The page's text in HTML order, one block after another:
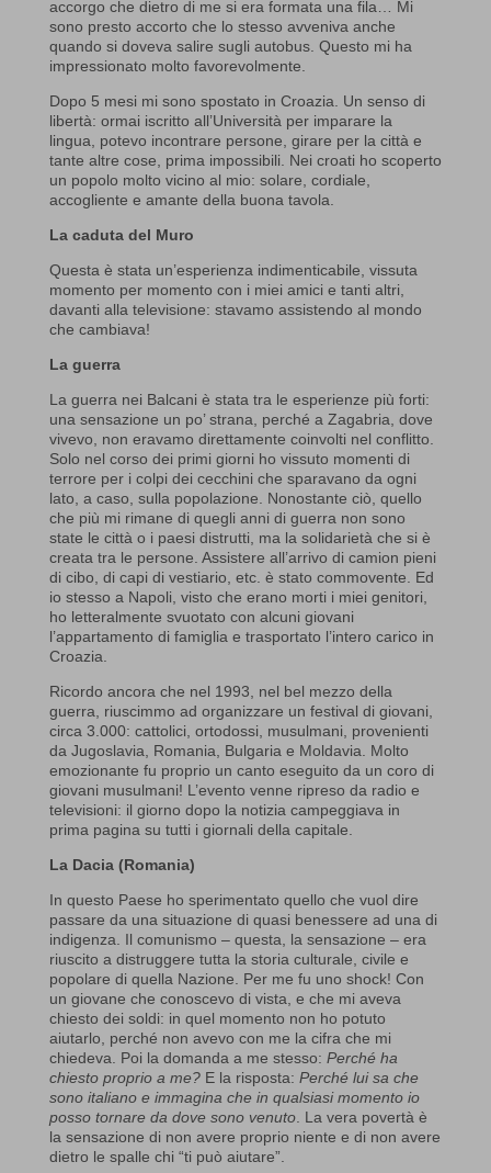
accorgo che dietro di me si era formata una fila… Mi
sono presto accorto che lo stesso avveniva anche
quando si doveva salire sugli autobus. Questo mi ha
impressionato molto favorevolmente.
Dopo 5 mesi mi sono spostato in Croazia. Un senso di
libertà: ormai iscritto all’Università per imparare la
lingua, potevo incontrare persone, girare per la città e
tante altre cose, prima impossibili. Nei croati ho scoperto
un popolo molto vicino al mio: solare, cordiale,
accogliente e amante della buona tavola.
La caduta del Muro
Questa è stata un’esperienza indimenticabile, vissuta
momento per momento con i miei amici e tanti altri,
davanti alla televisione: stavamo assistendo al mondo
che cambiava!
La guerra
La guerra nei Balcani è stata tra le esperienze più forti:
una sensazione un po’ strana, perché a Zagabria, dove
vivevo, non eravamo direttamente coinvolti nel conflitto.
Solo nel corso dei primi giorni ho vissuto momenti di
terrore per i colpi dei cecchini che sparavano da ogni
lato, a caso, sulla popolazione. Nonostante ciò, quello
che più mi rimane di quegli anni di guerra non sono
state le città o i paesi distrutti, ma la solidarietà che si è
creata tra le persone. Assistere all’arrivo di camion pieni
di cibo, di capi di vestiario, etc. è stato commovente. Ed
io stesso a Napoli, visto che erano morti i miei genitori,
ho letteralmente svuotato con alcuni giovani
l’appartamento di famiglia e trasportato l’intero carico in
Croazia.
Ricordo ancora che nel 1993, nel bel mezzo della
guerra, riuscimmo ad organizzare un festival di giovani,
circa 3.000: cattolici, ortodossi, musulmani, provenienti
da Jugoslavia, Romania, Bulgaria e Moldavia. Molto
emozionante fu proprio un canto eseguito da un coro di
giovani musulmani! L’evento venne ripreso da radio e
televisioni: il giorno dopo la notizia campeggiava in
prima pagina su tutti i giornali della capitale.
La Dacia (Romania)
In questo Paese ho sperimentato quello che vuol dire
passare da una situazione di quasi benessere ad una di
indigenza. Il comunismo – questa, la sensazione – era
riuscito a distruggere tutta la storia culturale, civile e
popolare di quella Nazione. Per me fu uno shock! Con
un giovane che conoscevo di vista, e che mi aveva
chiesto dei soldi: in quel momento non ho potuto
aiutarlo, perché non avevo con me la cifra che mi
chiedeva. Poi la domanda a me stesso: Perché ha
chiesto proprio a me?E la risposta: Perché lui sa che
sono italiano e immagina che in qualsiasi momento io
posso tornare da dove sono venuto. La vera povertà è
la sensazione di non avere proprio niente e di non avere
dietro le spalle chi “ti può aiutare”.